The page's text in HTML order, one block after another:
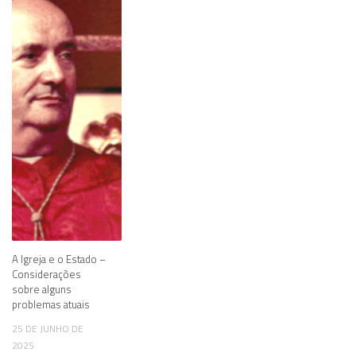
A Igreja e o Estado –
Considerações
sobre alguns
problemas atuais
25 DE JUNHO DE
2025